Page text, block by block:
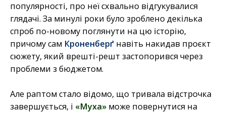
популярності, про неї схвально відгукувалися
глядачі. За минулі роки було зроблено декілька
спроб по-новому поглянути на цю історію,
причому сам Кроненберґ навіть накидав проєкт
сюжету, який врешті-решт застопорився через
проблеми з бюджетом.
Але раптом стало відомо, що тривала відстрочка
завершується, і «Муха» може повернутися на